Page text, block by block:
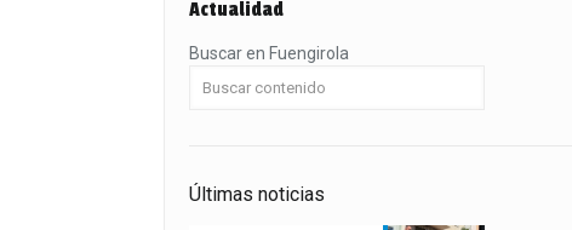
Actualidad
Buscar en Fuengirola
Últimas noticias